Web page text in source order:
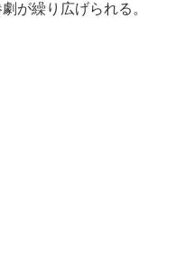
が繰り広げられる。